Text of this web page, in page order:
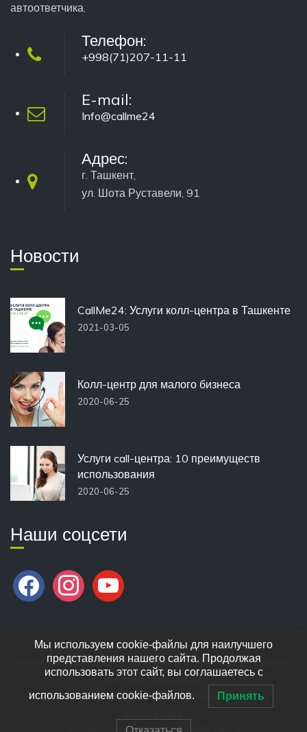
автоответчика.
Телефон:
+998(71)207-11-11
E-mail:
Info@callme24
Адрес:
г. Ташкент,
ул. Шота Руставели, 91
Новости
CallMe24: Услуги колл-центра в Ташкенте
2021-03-05
Колл-центр для малого бизнеса
2020-06-25
Услуги call-центра: 10 преимуществ
использования
2020-06-25
Наши соцсети
facebookinstagramyoutube
Авторские права © 2020 Колл-центр CallMe24.uz в Ташкенте
Все права защищены.
Политика конфиденциальности
Наши контакты
Мы используем cookie-файлы для наилучшего
представления нашего сайта. Продолжая
использовать этот сайт, вы соглашаетесь с
использованием cookie-файлов. Принять